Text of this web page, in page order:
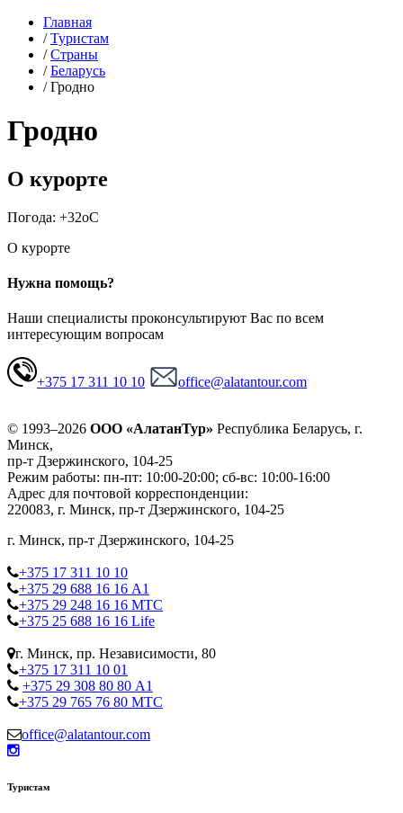
Главная
/Туристам
/Страны
/Беларусь
/Гродно
Гродно
О курорте
Погода: +32oC
О курорте
Нужна помощь?
Наши специалисты проконсультируют Вас по всем
интересующим вопросам
+375 17 311 10 10 office@alatantour.com
© 1993–2026 ООО «АлатанТур» Республика Беларусь, г.
Минск,
пр-т Дзержинского, 104-25
Режим работы: пн-пт: 10:00-20:00; сб-вс: 10:00-16:00
Адрес для почтовой корреспонденции:
220083, г. Минск, пр-т Дзержинского, 104-25
г. Минск, пр-т Дзержинского, 104-25
+375 17 311 10 10
+375 29 688 16 16 А1
+375 29 248 16 16 МТС
+375 25 688 16 16 Life
г. Минск, пр. Независимости, 80
+375 17 311 10 01
+375 29 308 80 80 А1
+375 29 765 76 80 МТС
office@alatantour.com
Туристам